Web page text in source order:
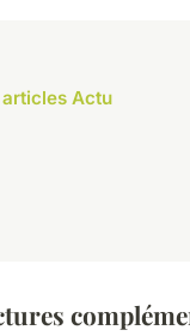
Actu